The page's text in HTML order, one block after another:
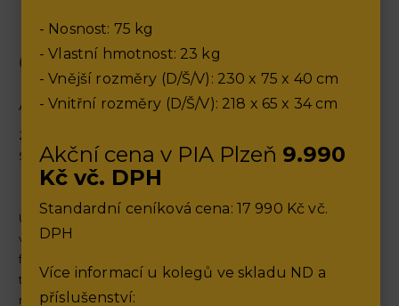
Co děláme
AutorizovanýPRODEJa SERVIS vozů.
Zastupujeme koncernové značky (Porsche Holding
Salzburg, Volkswagen Group):​
Volkswagen
Audi,Škoda,
Umíme zajistit vše, co je spojené s pořízením a provozem
vašeho nového nebo ojetého auta - postaráme se o
financování, pojištění, konfiguraci, prodej, nákup, servis,
technickou kontrolu, emise, přihlášení do provozu,
náhradní díly a příslušenství. Prostě to nechte na nás, rádi
- Nosnost: 75 kg
- Vlastní hmotnost: 23 kg
- Vnější rozměry (D/Š/V): 230 x 75 x 40 cm
- Vnitřní rozměry (D/Š/V): 218 x 65 x 34 cm
Akční cena v PIA Plzeň 9.990
Kč vč. DPH
Standardní ceníková cena: 17 990 Kč vč.
DPH
Více informací u kolegů ve skladu ND a
příslušenství: